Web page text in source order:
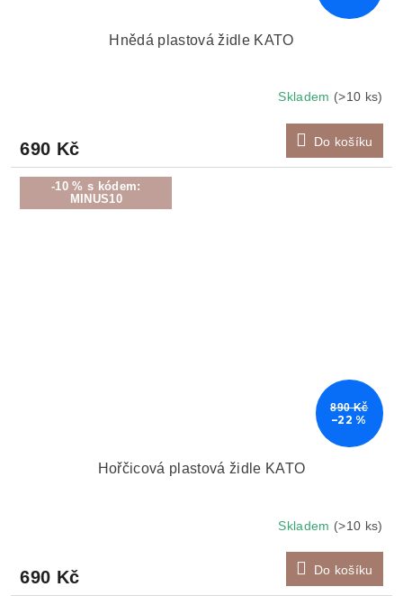
Hnědá plastová židle KATO
Skladem (>10 ks)
690 Kč Do košíku
-10 % s kódem:
MINUS10
890 Kč
–22 %
Hořčicová plastová židle KATO
Skladem (>10 ks)
690 Kč Do košíku